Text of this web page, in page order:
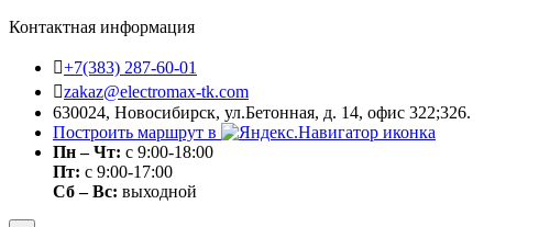
Контактная информация
+7(383) 287-60-01
zakaz@electromax-tk.com
630024, Новосибирск, ул.Бетонная, д. 14, офис 322;326.
Построить маршрут в
Пн – Чт: с 9:00-18:00
Пт: с 9:00-17:00
Сб – Вс: выходной